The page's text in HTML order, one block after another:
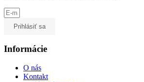
Prihlásiť sa
Informácie
O nás
Kontakt